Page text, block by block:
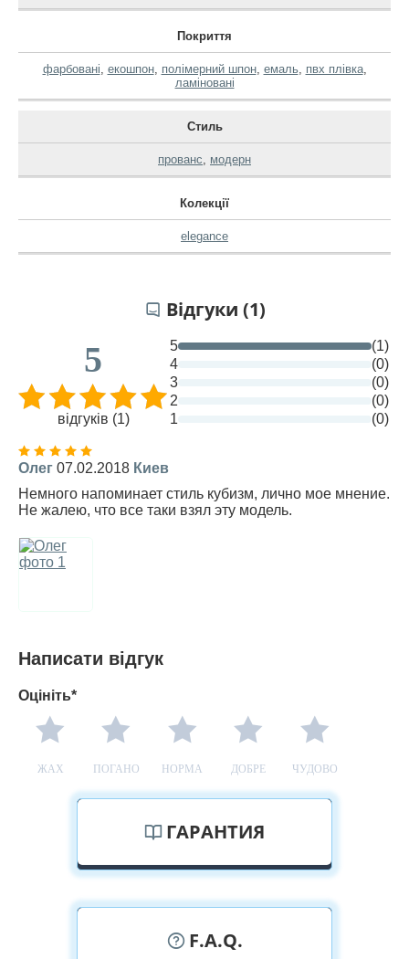
Покриття
фарбовані, екошпон, полімерний шпон, емаль, пвх плівка,
ламіновані
Стиль
прованс, модерн
Колекції
elegance
Відгуки (1)
5
відгуків (1)
5
(1)
4
(0)
3
(0)
2
(0)
1
(0)
Олег 07.02.2018 Киев
Немного напоминает стиль кубизм, лично мое мнение.
Не жалею, что все таки взял эту модель.
Написати відгук
Оцініть*
ЖАХ ПОГАНО НОРМА ДОБРЕ ЧУДОВО
ГАРАНТИЯ
F.A.Q.